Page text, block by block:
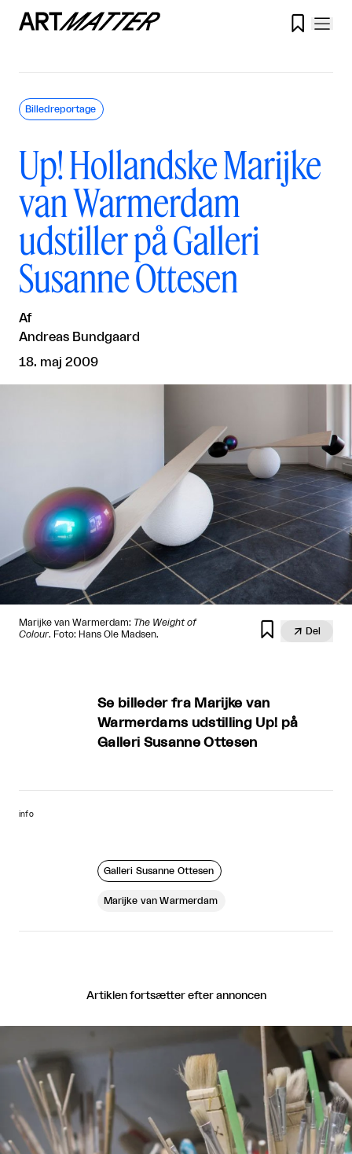

Up! Hollandske Marijke
van Warmerdam
udstiller på Galleri
Susanne Ottesen
Af
Andreas Bundgaard
18. maj 2009
Billedreportage
Marijke van Warmerdam: The Weight of
Colour. Foto: Hans Ole Madsen.   Del
Se billeder fra Marijke van
Warmerdams udstilling Up! på
Galleri Susanne Ottesen
info
Galleri Susanne Ottesen
Marijke van Warmerdam
Artiklen fortsætter efter annoncen